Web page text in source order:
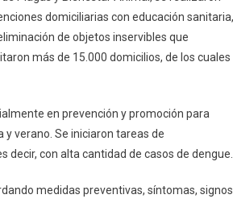
domiciliarias con educación sanitaria,
de objetos inservibles que
más de 15.000 domicilios, de los cuales
en prevención y promoción para
verano. Se iniciaron tareas de
con alta cantidad de casos de dengue.
medidas preventivas, síntomas, signos